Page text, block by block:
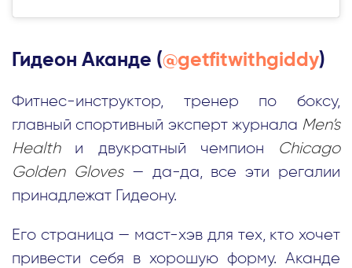
Гидеон Аканде (@getfitwithgiddy)
Фитнес-инструктор, тренер по боксу,
главный спортивный эксперт журнала Men’s
Healthи двукратный чемпион Chicago
Golden Gloves— да-да, все эти регалии
принадлежат Гидеону.
Его страница — маст-хэв для тех, кто хочет
привести себя в хорошую форму. Аканде